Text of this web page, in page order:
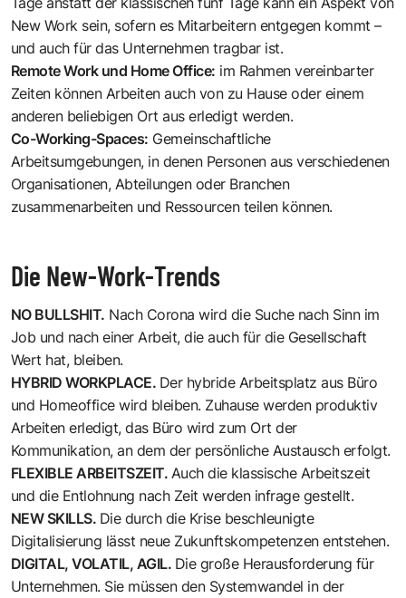
New Work sein, sofern es Mitarbeitern entgegen kommt –
und auch für das Unternehmen tragbar ist.
Remote Work und Home Office: im Rahmen vereinbarter
Zeiten können Arbeiten auch von zu Hause oder einem
anderen beliebigen Ort aus erledigt werden.
Co-Working-Spaces: Gemeinschaftliche
Arbeitsumgebungen, in denen Personen aus verschiedenen
Organisationen, Abteilungen oder Branchen
zusammenarbeiten und Ressourcen teilen können.
Die New-Work-Trends
NO BULLSHIT. Nach Corona wird die Suche nach Sinn im
Job und nach einer Arbeit, die auch für die Gesellschaft
Wert hat, bleiben.
HYBRID WORKPLACE. Der hybride Arbeitsplatz aus Büro
und Homeoffice wird bleiben. Zuhause werden produktiv
Arbeiten erledigt, das Büro wird zum Ort der
Kommunikation, an dem der persönliche Austausch erfolgt.
FLEXIBLE ARBEITSZEIT. Auch die klassische Arbeitszeit
und die Entlohnung nach Zeit werden infrage gestellt.
NEW SKILLS. Die durch die Krise beschleunigte
Digitalisierung lässt neue Zukunftskompetenzen entstehen.
DIGITAL, VOLATIL, AGIL. Die große Herausforderung für
Unternehmen. Sie müssen den Systemwandel in der